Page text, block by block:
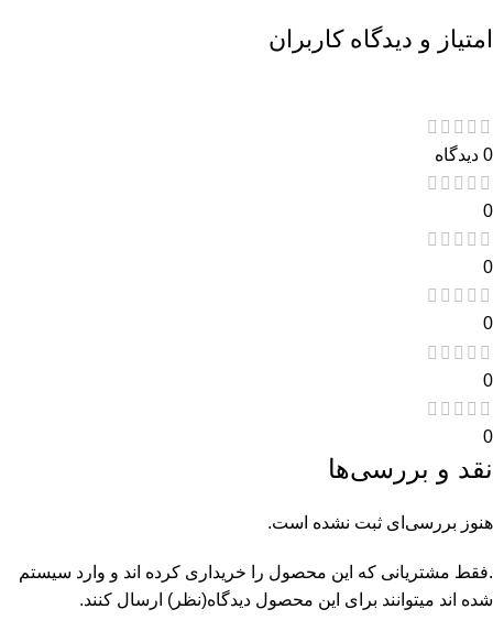
امتیاز و دیدگاه کاربران
0 دیدگاه
0
0
0
0
0
نقد و بررسی‌ها
هنوز بررسی‌ای ثبت نشده است.
.فقط مشتریانی که این محصول را خریداری کرده اند و وارد سیستم
شده اند میتوانند برای این محصول دیدگاه(نظر) ارسال کنند.